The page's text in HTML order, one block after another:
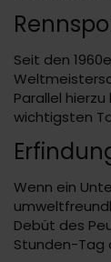
Seit den
Parallel
wichtigsten
Wenn ein
Debüt des
Stunden-Tag